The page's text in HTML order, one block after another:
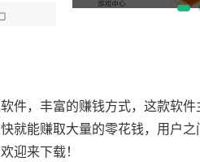
件，丰富的赚钱方式，这款软
就能赚取大量的零花钱，用户
迎来下载！